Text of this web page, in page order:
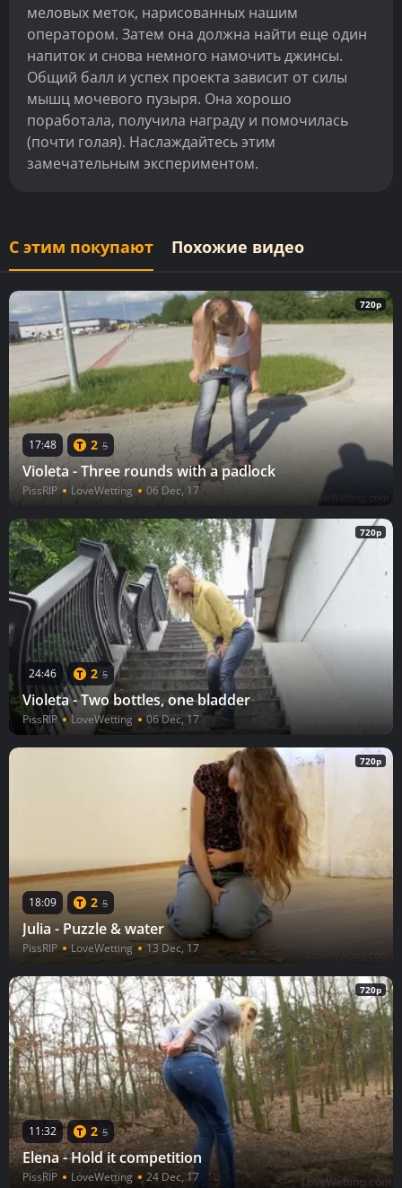
меловых меток, нарисованных нашим
оператором. Затем она должна найти еще один
напиток и снова немного намочить джинсы.
Общий балл и успех проекта зависит от силы
мышц мочевого пузыря. Она хорошо
поработала, получила награду и помочилась
(почти голая). Наслаждайтесь этим
замечательным экспериментом.
С этим покупают Похожие видео
720p
17:48 2 5
Violeta - Three rounds with a padlock
PissRIP LoveWetting 06 Dec, 17
720p
24:46 2 5
Violeta - Two bottles, one bladder
PissRIP LoveWetting 06 Dec, 17
720p
18:09 2 5
Julia - Puzzle & water
PissRIP LoveWetting 13 Dec, 17
720p
11:32 2 5
Elena - Hold it competition
PissRIP LoveWetting 24 Dec, 17